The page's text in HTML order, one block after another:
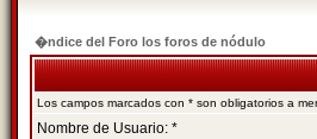
�ndice del Foro los foros de nódulo
Los campos marcados con * son obligatorios a
Nombre de Usuario: *